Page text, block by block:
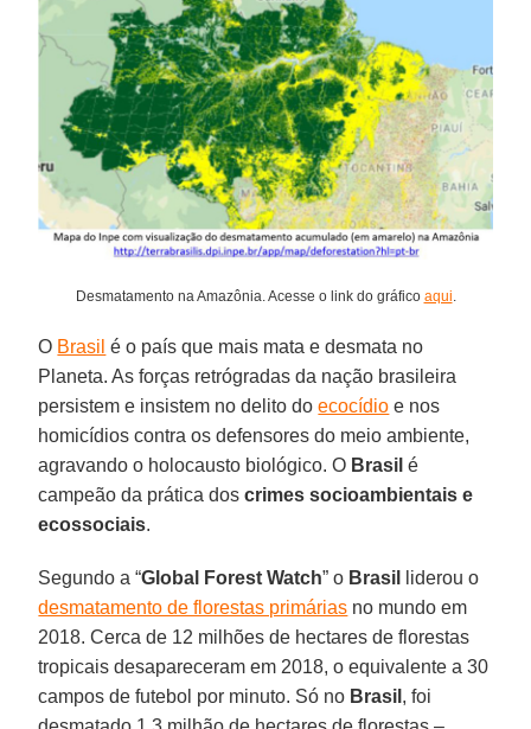
Desmatamento na Amazônia. Acesse o link do gráfico aqui.
O Brasil é o país que mais mata e desmata no
Planeta. As forças retrógradas da nação brasileira
persistem e insistem no delito doecocídio e nos
homicídios contra os defensores do meio ambiente,
agravando o holocausto biológico. O Brasil é
campeão da prática doscrimes socioambientais e
ecossociais.
Segundo a “Global Forest Watch” o Brasil
liderou o
desmatamento de florestas primárias no mundo em
2018. Cerca de 12 milhões de hectares de florestas
tropicais desapareceram em 2018, o equivalente a 30
campos de futebol por minuto. Só no Brasil , foi